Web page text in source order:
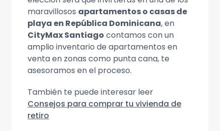
maravillosos apartamentos o casas de
playa en República Dominicana, en
CityMax Santiago contamos con un
amplio inventario de apartamentos en
venta en zonas como punta cana, te
asesoramos en el proceso.
También te puede interesar leer
Consejos para comprar tu vivienda de
retiro